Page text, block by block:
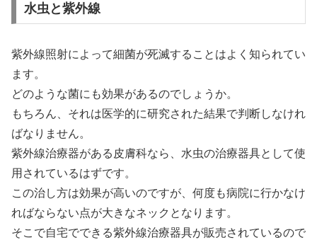
水虫と紫外線
紫外線照射によって細菌が死滅することはよく知られてい
ます。
どのような菌にも効果があるのでしょうか。
もちろん、それは医学的に研究された結果で判断しなけれ
ばなりません。
紫外線治療器がある皮膚科なら、水虫の治療器具として使
用されているはずです。
この治し方は効果が高いのですが、何度も病院に行かなけ
ればならない点が大きなネックとなります。
そこで自宅でできる紫外線治療器具が販売されているので